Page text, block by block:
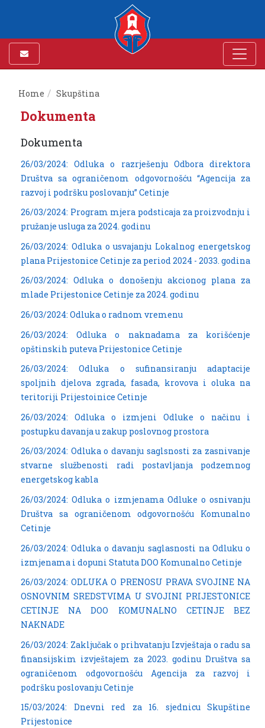
Home Skupština
Dokumenta
Dokumenta
26/03/2024: Odluka o razrješenju Odbora direktora
Društva sa ograničenom odgovornošću “Agencija za
razvoj i podršku poslovanju” Cetinje
26/03/2024: Program mjera podsticaja za proizvodnju i
pružanje usluga za 2024. godinu
26/03/2024: Odluka o usvajanju Lokalnog energetskog
plana Prijestonice Cetinje za period 2024 - 2033. godina
26/03/2024: Odluka o donošenju akcionog plana za
mlade Prijestonice Cetinje za 2024. godinu
26/03/2024: Odluka o radnom vremenu
26/03/2024: Odluka o naknadama za korišćenje
opštinskih puteva Prijestonice Cetinje
26/03/2024: Odluka o sufinansiranju adaptacije
spoljnih djelova zgrada, fasada, krovova i oluka na
teritoriji Prijestoinice Cetinje
26/03/2024: Odluka o izmjeni Odluke o načinu i
postupku davanja u zakup poslovnog prostora
26/03/2024: Odluka o davanju saglsnosti za zasnivanje
stvarne službenosti radi postavljanja podzemnog
energetskog kabla
26/03/2024: Odluka o izmjenama Odluke o osnivanju
Društva sa ograničenom odgovornošću Komunalno
Cetinje
26/03/2024: Odluka o davanju saglasnosti na Odluku o
izmjenama i dopuni Statuta DOO Komunalno Cetinje
26/03/2024: ODLUKA O PRENOSU PRAVA SVOJINE NA
OSNOVNIM SREDSTVIMA U SVOJINI PRIJESTONICE
CETINJE NA DOO KOMUNALNO CETINJE BEZ
NAKNADE
26/03/2024: Zaključak o prihvatanju Izvještaja o radu sa
finansijskim izvještajem za 2023. godinu Društva sa
ograničenom odgovornošću Agencija za razvoj i
podršku poslovanju Cetinje
15/03/2024: Dnevni red za 16. sjednicu Skupštine
Prijestonice